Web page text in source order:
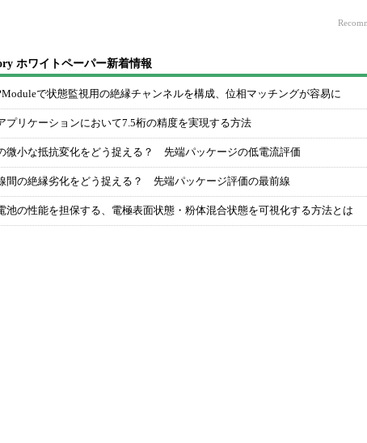
ホワイトペーパー新着情報
で状態監視用の絶縁チャンネルを構成、位相マッチングが容易に
プリケーションにおいて7.5桁の精度を実現する方法
微小な抵抗変化をどう捉える？ 先端パッケージの低電流評価
間の絶縁劣化をどう捉える？ 先端パッケージ評価の最前線
池の性能を担保する、電極表面状態・粉体混合状態を可視化する方法とは